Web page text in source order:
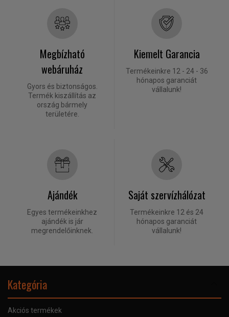
Megbízható
webáruház
Gyors és biztonságos.
Termék kiszállítás az
ország bármely
területére.
Kiemelt Garancia
Termékeinkre 12 - 24 - 36
hónapos garanciát
vállalunk!
Ajándék
Egyes termékeinkhez
ajándék is jár
megrendelőinknek.
Saját szervízhálózat
Termékeinkre 12 és 24
hónapos garanciát
vállalunk!
Kategória
Akciós termékek